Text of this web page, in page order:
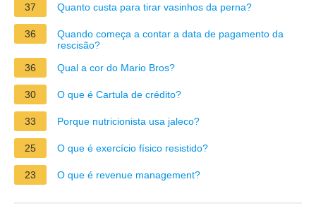
37 Quanto custa para tirar vasinhos da perna?
36
Quando começa a contar a data de pagamento da
rescisão?
36
Qual a cor do Mario Bros?
30 O que é Cartula de crédito?
33 Porque nutricionista usa jaleco?
25 O que é exercício físico resistido?
23 O que é revenue management?